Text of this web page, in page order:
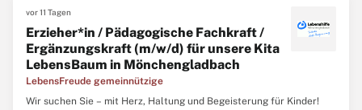
vor 11 Tagen
Erzieher*in / Pädagogische Fachkraft /
Ergänzungskraft (m/w/d) für unsere Kita
LebensBaum in Mönchengladbach
LebensFreude gemeinnützige
Wir suchen Sie – mit Herz, Haltung und Begeisterung für Kinder!